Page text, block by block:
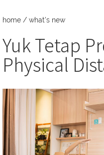
home / what's new
Yuk Tetap
Physical